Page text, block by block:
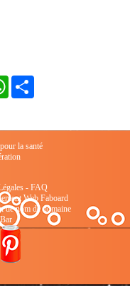
WhatsApp
la santé
- FAQ
Web Faboard
de nom de domaine